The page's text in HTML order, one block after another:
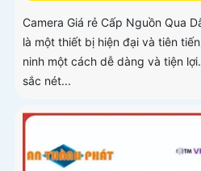
Camera Giá rẻ Cấp Nguồn Qua
là một thiết bị hiện đại và tiên
ninh một cách dễ dàng và tiện
sắc nét...